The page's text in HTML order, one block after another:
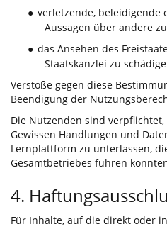
● verletzende, beleidigende
Aussagen über andere
● das Ansehen des
Staatskanzlei zu
Verstöße gegen diese
Beendigung der
Die Nutzenden sind
Gewissen Handlungen und
Lernplattform zu unterlassen,
Gesamtbetriebes führen
4.
Für Inhalte, auf die direkt oder